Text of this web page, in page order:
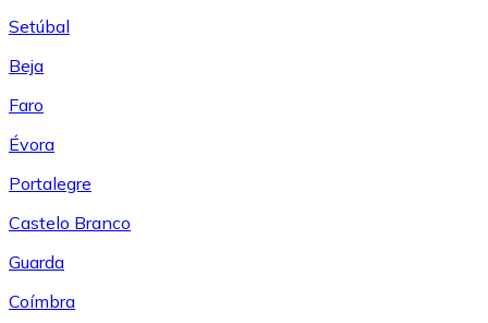
Setúbal
Beja
Faro
Évora
Portalegre
Castelo Branco
Guarda
Coímbra